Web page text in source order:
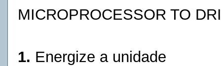
MICROPROCESSOR TO
1. Energize a unidade